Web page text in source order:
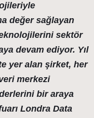
değer sağlayan
sektör
devam ediyor. Yıl
yer alan şirket, her
merkezi
bir araya
Londra Data